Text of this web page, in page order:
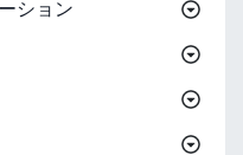
ション